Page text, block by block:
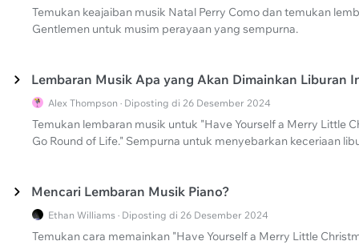
Temukan keajaiban musik Natal Perry Como dan temukan
Gentlemen untuk musim perayaan yang sempurna.
Lembaran Musik Apa yang Akan Dimainkan Liburan
Alex Thompson · Diposting di 26 Desember 2024
Temukan lembaran musik untuk "Have Yourself a Merry Little
Go Round of Life." Sempurna untuk menyebarkan keceriaan
Mencari Lembaran Musik Piano?
Ethan Williams · Diposting di 26 Desember 2024
Temukan cara memainkan "Have Yourself a Merry Little